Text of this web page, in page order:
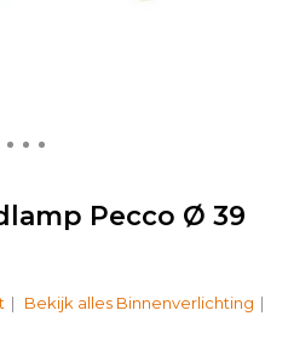
Pecco Ø 39
Bekijk alles Binnenverlichting